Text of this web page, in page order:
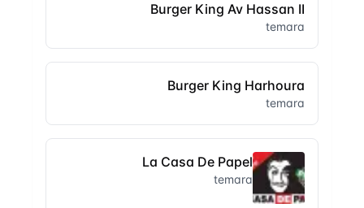
Burger King Av Hassan II
temara
Burger King Harhoura
temara
La Casa De Papel
temara